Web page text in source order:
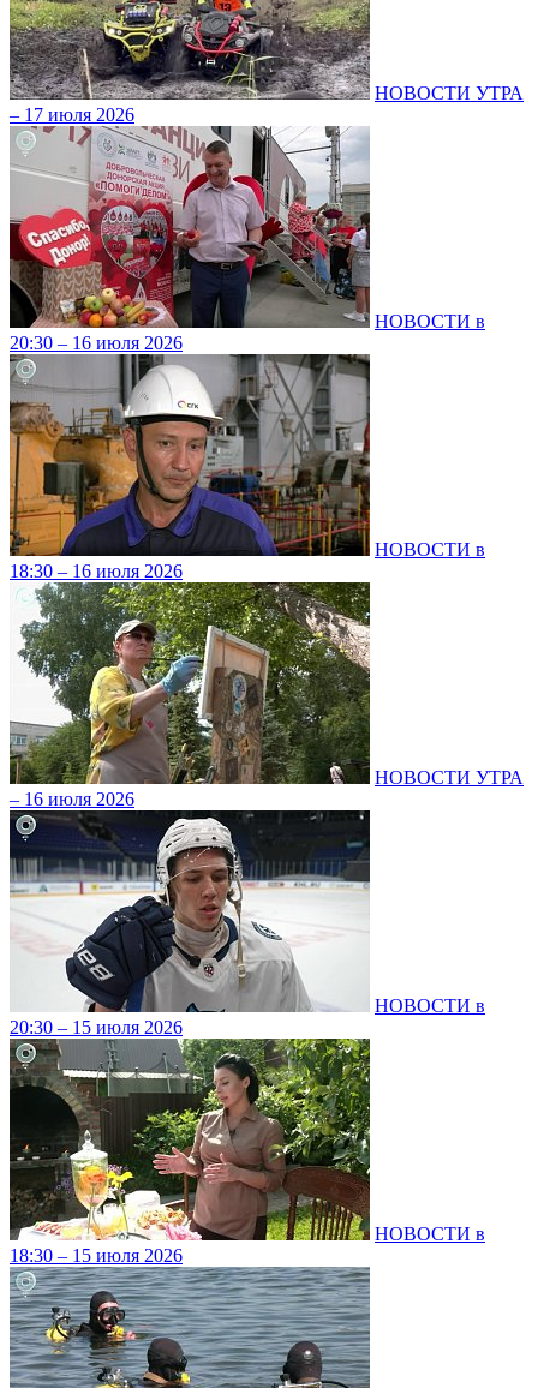
НОВОСТИ УТРА
– 17 июля 2026
НОВОСТИ в
20:30 – 16 июля 2026
НОВОСТИ в
18:30 – 16 июля 2026
НОВОСТИ УТРА
– 16 июля 2026
НОВОСТИ в
20:30 – 15 июля 2026
НОВОСТИ в
18:30 – 15 июля 2026